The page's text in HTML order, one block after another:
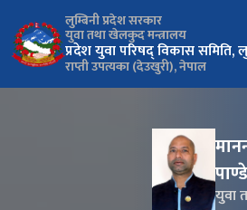
लुम्बिनी प्रदेश सरकार
युवा तथा खेलकुद मन्त्रालय
प्रदेश युवा परिषद् विकास समिति,
राप्ती उपत्यका (देउखुरी), नेपाल
पाण्डे
युवा